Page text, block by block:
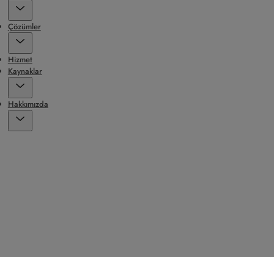
Çözümler
Hizmet
Kaynaklar
Hakkımızda